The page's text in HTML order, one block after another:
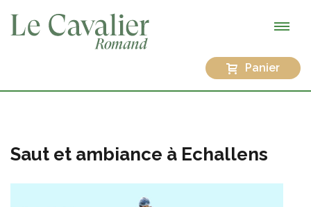
Panier
Saut et ambiance à Echallens